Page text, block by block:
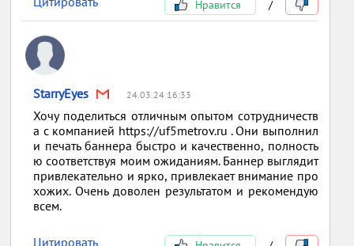
Нравится /
StarryEyes 24.03.24 16:33
Хочу поделиться отличным опытом сотрудничеств
а с компанией https://uf5metrov.ru . Они выполнил
и печать баннера быстро и качественно, полность
ю соответствуя моим ожиданиям. Баннер выглядит
привлекательно и ярко, привлекает внимание про
хожих. Очень доволен результатом и рекомендую
всем.
Цитировать